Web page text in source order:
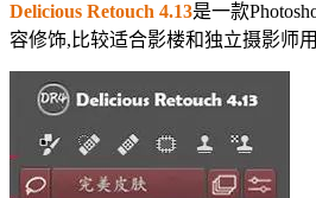
Delicious Retouch 4.13是一款
容修饰,比较适合影楼和独立摄影师